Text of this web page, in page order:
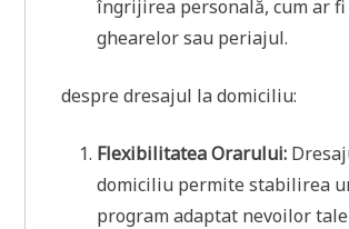
îngrijirea personală, cum ar
ghearelor sau periajul.
despre dresajul la domiciliu:
Flexibilitatea Orarului:
domiciliu permite stabilirea
program adaptat nevoilor